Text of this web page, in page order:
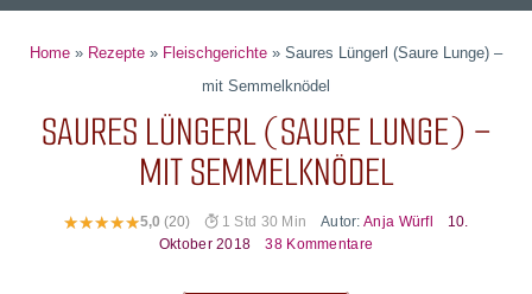
Home » Rezepte » Fleischgerichte » Saures Lüngerl (Saure Lunge) –
mit Semmelknödel
SAURES LÜNGERL (SAURE LUNGE) –
MIT SEMMELKNÖDEL
5,0(20) 1 Std 30 Min Autor:Anja Würfl
10.
Oktober 2018
38 Kommentare